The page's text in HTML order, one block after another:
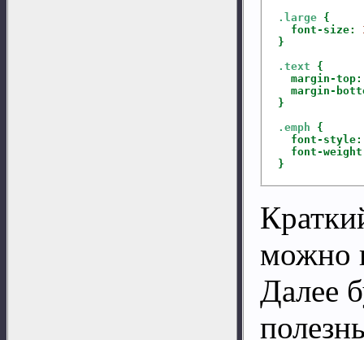
.large {
font-size:
}
.text
{
margin-top:
margin-
}
.emph
{
font-style:
font-
}
можно
Далее